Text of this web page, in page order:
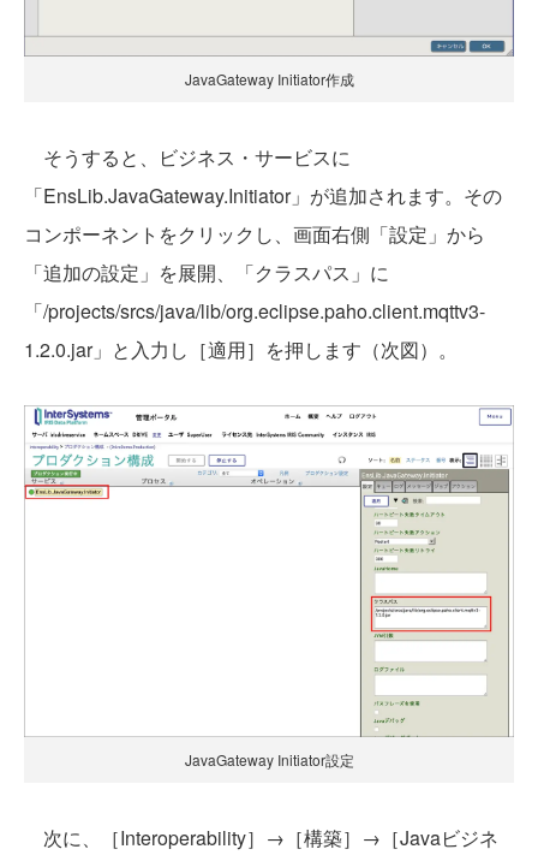
JavaGateway Initiator作成
そうすると、ビジネス・サービスに
「EnsLib.JavaGateway.Initiator」が追加されます。その
コンポーネントをクリックし、画面右側「設定」から
「追加の設定」を展開、「クラスパス」に
「/projects/srcs/java/lib/org.eclipse.paho.client.mqttv3-
1.2.0.jar」と入力し［適用］を押します（次図）。
JavaGateway Initiator設定
次に、［Interoperability］→［構築］→［Javaビジネ